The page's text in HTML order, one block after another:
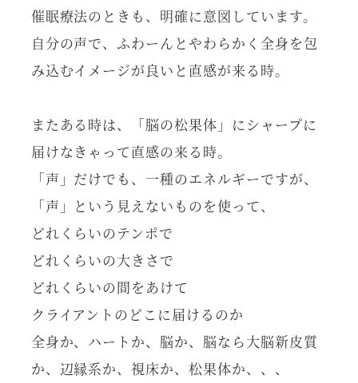
催眠療法のときも、明確に意図しています。
自分の声で、ふわーんとやわらかく全身を包
み込むイメージが良いと直感が来る時。
またある時は、「脳の松果体」にシャープに
届けなきゃって直感の来る時。
「声」だけでも、一種のエネルギーですが、
「声」という見えないものを使って、
どれくらいのテンポで
どれくらいの大きさで
どれくらいの間をあけて
クライアントのどこに届けるのか
全身か、ハートか、脳か、脳なら大脳新皮質
か、辺縁系か、視床か、松果体か、、、